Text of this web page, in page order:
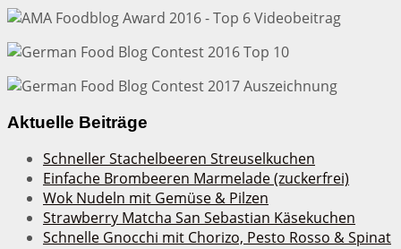
Aktuelle Beiträge
Schneller Stachelbeeren Streuselkuchen
Einfache Brombeeren Marmelade (zuckerfrei)
Wok Nudeln mit Gemüse & Pilzen
Strawberry Matcha San Sebastian Käsekuchen
Schnelle Gnocchi mit Chorizo, Pesto Rosso & Spinat